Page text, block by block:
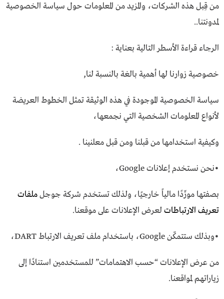
من قِبل هذه الشركات، والمزيد من المعلومات حول سياسة الخصوصية
لمدونتنا..
الرجاء قراءة الأسطر التالية بعناية :
خصوصية زوارنا لها أهمية بالغة بالنسبة لنا,
سياسة الخصوصية الموجودة في هذه الوثيقة تمثل الخطوط العريضة
لأنواع المعلومات الشخصية التي نجمعها،
وكيفية استخدامها من قبلنا ومن قبل معلنينا .
•نحن نستخدم إعلانات Google،
بصفتها مورِّدًا مالياً خارجيًا، ولذلك تستخدم شركة جوجلملفات
تعريف الارتباطاتلعرض الإعلانات على موقعنا.
•وبذلك ستتمكّن Google، باستخدام ملف تعريف الارتباط DART،
من عرض الإعلانات “حسب الاهتمامات” للمستخدمين استنادًا إلى
زياراتهم لمواقعنا.